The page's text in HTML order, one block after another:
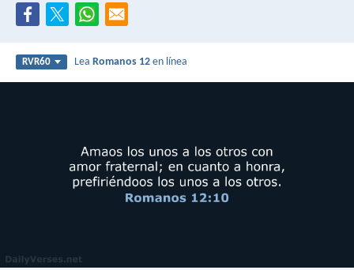
RVR60 LeaRomanos 12 en línea